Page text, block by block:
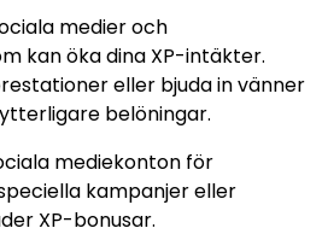
medier och
kan öka dina XP-intäkter.
eller bjuda in vänner
belöningar.
mediekonton för
kampanjer eller
XP-bonusar.